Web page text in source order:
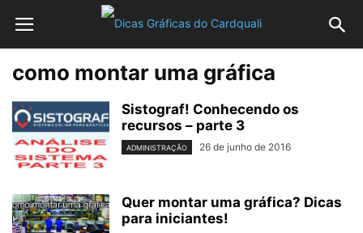
como montar uma gráfica
Sistograf! Conhecendo os
recursos – parte 3
ADMINISTRAÇÃO 26 de junho de 2016
Quer montar uma gráfica? Dicas
para iniciantes!